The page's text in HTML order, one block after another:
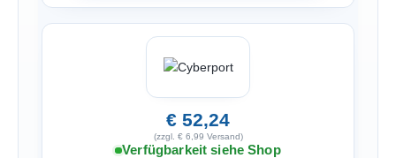
€ 52,24
(zzgl. € 6,99 Versand)
Verfügbarkeit siehe Shop